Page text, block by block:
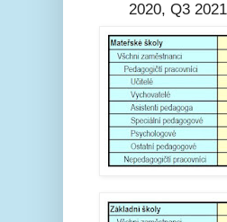
2020, Q3